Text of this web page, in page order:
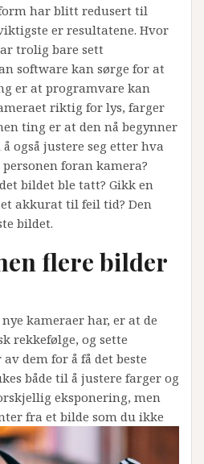
har blitt redusert til
er resultatene. Hvor
trolig bare sett
software kan sørge for at
er at programvare kan
riktig for lys, farger
ting er at den nå begynner
også justere seg etter hva
foran kamera?
bildet ble tatt? Gikk en
akkurat til feil tid? Den
bildet.
flere bilder
kameraer har, er at de
rekkefølge, og sette
dem for å få det beste
både til å justere farger og
eksponering, men
fra et bilde som du ikke